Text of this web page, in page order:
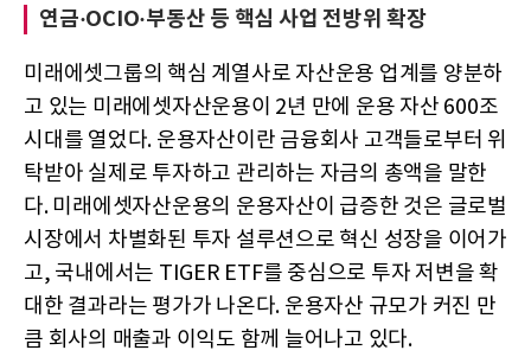
연금·OCIO·부동산 등 핵심 사업 전방위 확장
미래에셋그룹의 핵심 계열사로 자산운용 업계를 양분하
고 있는 미래에셋자산운용이 2년 만에 운용 자산 600조
시대를 열었다. 운용자산이란 금융회사 고객들로부터 위
탁받아 실제로 투자하고 관리하는 자금의 총액을 말한
다. 미래에셋자산운용의 운용자산이 급증한 것은 글로벌
시장에서 차별화된 투자 설루션으로 혁신 성장을 이어가
고, 국내에서는 TIGER ETF를 중심으로 투자 저변을 확
대한 결과라는 평가가 나온다. 운용자산 규모가 커진 만
큼 회사의 매출과 이익도 함께 늘어나고 있다.